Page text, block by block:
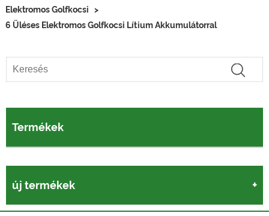
Elektromos Golfkocsi
>
6 Üléses Elektromos Golfkocsi Lítium Akkumulátorral
Termékek
új termékek